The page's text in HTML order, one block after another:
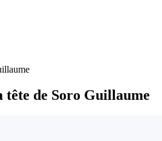
tête de Soro Guillaume